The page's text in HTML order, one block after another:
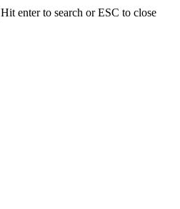
Hit enter to search or ESC to close